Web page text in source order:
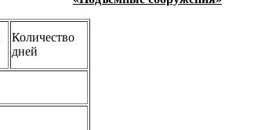
Количество
дней